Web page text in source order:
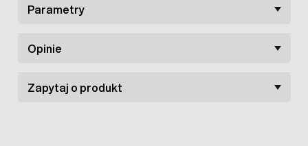
smacznym, zrównoważonym żywieniem, spełniającym jego
pod czujnym okiem specjalistów do spraw żywienia
psu wyjątkowego smaku, ale również wesprze jego
układ
Parametry
Opinie
Zapytaj o produkt